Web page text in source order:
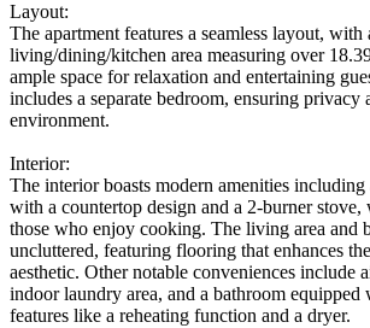
Layout:
The apartment features a seamless layout, with
living/dining/kitchen area measuring over
ample space for relaxation and entertaining
includes a separate bedroom, ensuring privacy
environment.
Interior:
The interior boasts modern amenities including
with a countertop design and a 2-burner
those who enjoy cooking. The living area and
uncluttered, featuring flooring that enhances
aesthetic. Other notable conveniences include
indoor laundry area, and a bathroom equipped
features like a reheating function and a dryer.